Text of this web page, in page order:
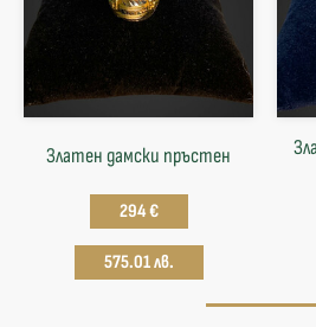
Златен дамски пръстен
294 €
575.01 лв.